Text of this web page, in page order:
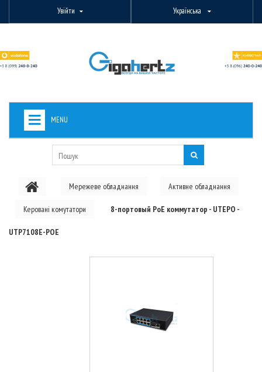
Увійти Українська
MENU
PON ОБЛАДНАННЯ
Мережеве обладнання Активне обладнання
Керовані комутатори 8-портовый PoE коммутатор - UTEPO -
UTP7108E-POE